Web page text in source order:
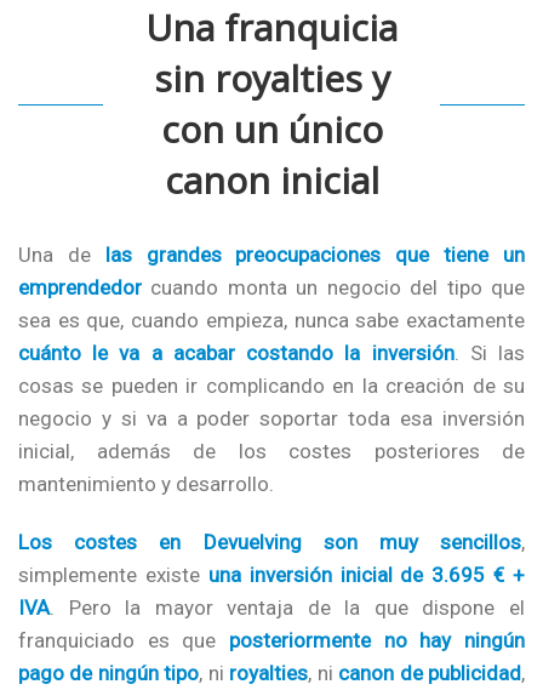
Una franquicia
sin royalties y
con un único
canon inicial
Una de las grandes preocupaciones que tiene un
emprendedor cuando monta un negocio del tipo que
sea es que, cuando empieza, nunca sabe exactamente
cuánto le va a acabar costando la inversión. Si las
cosas se pueden ir complicando en la creación de su
negocio y si va a poder soportar toda esa inversión
inicial, además de los costes posteriores de
mantenimiento y desarrollo.
Los costes en Devuelving son muy sencillos,
simplemente existe una inversión inicial de 3.695 € +
IVA. Pero la mayor ventaja de la que dispone el
franquiciado es que posteriormente no hay ningún
pago de ningún tipo, ni royalties, ni canon de publicidad,